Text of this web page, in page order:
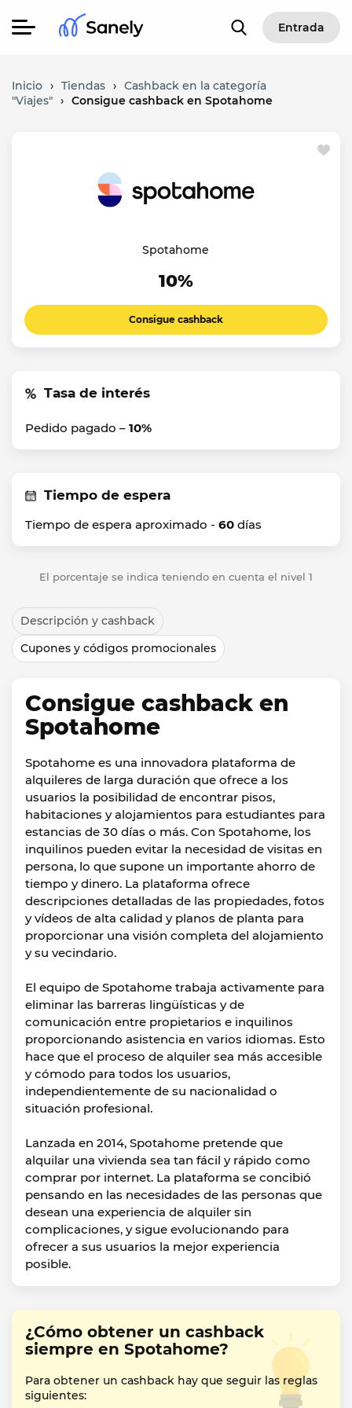
Entrada
Inicio › Tiendas › Cashback en la categoría
"Viajes" › Consigue cashback en Spotahome
Spotahome
10%
Consigue cashback
Tasa de interés
Pedido pagado – 10%
Tiempo de espera
Tiempo de espera aproximado - 60 días
El porcentaje se indica teniendo en cuenta el nivel 1
Descripción y cashback
Cupones y códigos promocionales
Consigue cashback en
Spotahome
Spotahome es una innovadora plataforma de
alquileres de larga duración que ofrece a los
usuarios la posibilidad de encontrar pisos,
habitaciones y alojamientos para estudiantes para
estancias de 30 días o más. Con Spotahome, los
inquilinos pueden evitar la necesidad de visitas en
persona, lo que supone un importante ahorro de
tiempo y dinero. La plataforma ofrece
descripciones detalladas de las propiedades, fotos
y vídeos de alta calidad y planos de planta para
proporcionar una visión completa del alojamiento
y su vecindario.
El equipo de Spotahome trabaja activamente para
eliminar las barreras lingüísticas y de
comunicación entre propietarios e inquilinos
proporcionando asistencia en varios idiomas. Esto
hace que el proceso de alquiler sea más accesible
y cómodo para todos los usuarios,
independientemente de su nacionalidad o
situación profesional.
Lanzada en 2014, Spotahome pretende que
alquilar una vivienda sea tan fácil y rápido como
comprar por internet. La plataforma se concibió
pensando en las necesidades de las personas que
desean una experiencia de alquiler sin
complicaciones, y sigue evolucionando para
ofrecer a sus usuarios la mejor experiencia
posible.
¿Cómo obtener un cashback
siempre en Spotahome?
Para obtener un cashback hay que seguir las reglas
siguientes: